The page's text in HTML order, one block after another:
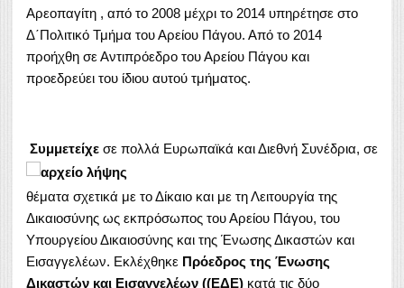
Αρεοπαγίτη , από το 2008 μέχρι το 2014 υπηρέτησε στο
Δ΄Πολιτικό Τμήμα του Αρείου Πάγου. Από το 2014
προήχθη σε Αντιπρόεδρο του Αρείου Πάγου και
προεδρεύει του ίδιου αυτού τμήματος.
Συμμετείχε σε πολλά Ευρωπαϊκά και Διεθνή Συνέδρια, σε
θέματα σχετικά με το Δίκαιο και με τη Λειτουργία της
Δικαιοσύνης ως εκπρόσωπος του Αρείου Πάγου, του
Υπουργείου Δικαιοσύνης και της Ένωσης Δικαστών και
Εισαγγελέων. Εκλέχθηκε Πρόεδρος της Ένωσης
Δικαστών και Εισαγγελέων ((ΕΔΕ) κατά τις δύο